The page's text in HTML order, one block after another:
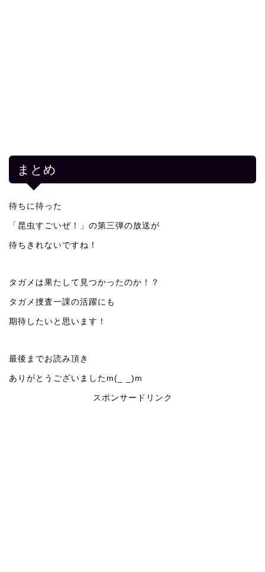
まとめ
待ちに待った
「昆虫すごいぜ！」の第三弾の放送が
待ちきれないですね！
タガメは果たして見つかったのか！？
タガメ捜査一課の活躍にも
期待したいと思います！
最後までお読み頂き
ありがとうございましたm(_ _)m
スポンサードリンク